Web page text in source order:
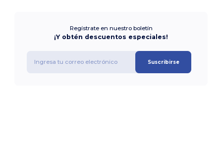
Regístrate en nuestro boletín
¡Y obtén descuentos especiales!
Suscribirse